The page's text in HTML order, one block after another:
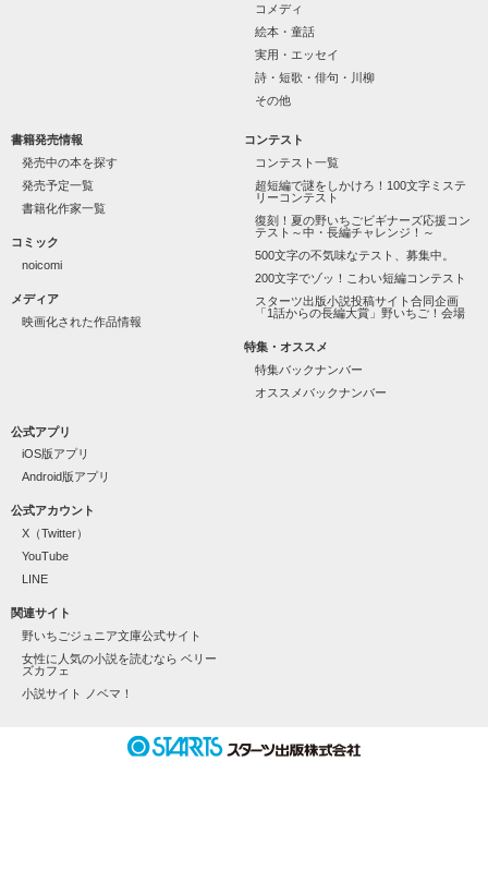
「なんかあったら連絡して。すぐ助けに行く」
噂や見た目とは違って、私にはすごく優しい
天地くんは私にとってヒーローのような人だった。
◇◆┈┈┈┈┈┈┈┈┈┈┈┈┈┈┈┈
《男性恐怖症の女の子》
相沢 瑠莉
《一途で不器用な不良イケメン》
天地 琥珀
-Amachi Kohaku-
男の子が苦手だったはずなのに
「なぁ、そろそろ俺のこと好きになれよ」
なぜかドキドキが止まらない。
コメディ
絵本・童話
実用・エッセイ
詩・短歌・俳句・川柳
その他
書籍発売情報
発売中の本を探す
発売予定一覧
書籍化作家一覧
コミック
noicomi
メディア
映画化された作品情報
コンテスト
コンテスト一覧
超短編で謎をしかけろ！100文字ミステ
リーコンテスト
復刻！夏の野いちごビギナーズ応援コン
テスト～中・長編チャレンジ！～
500文字の不気味なテスト、募集中。
200文字でゾッ！こわい短編コンテスト
スターツ出版小説投稿サイト合同企画
「1話からの長編大賞」野いちご！会場
特集・オススメ
特集バックナンバー
オススメバックナンバー
公式アプリ
iOS版アプリ
Android版アプリ
公式アカウント
X（Twitter）
YouTube
LINE
関連サイト
野いちごジュニア文庫公式サイト
女性に人気の小説を読むなら ベリー
ズカフェ
小説サイト ノベマ！